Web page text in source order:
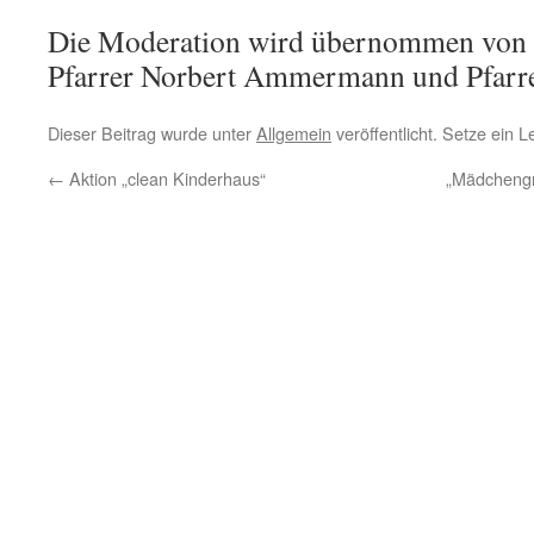
Die Moderation wird übernommen
Pfarrer Norbert Ammermann und
Dieser Beitrag wurde unterAllgemein veröffentlicht. Setze ein
← Aktion „clean Kinderhaus“